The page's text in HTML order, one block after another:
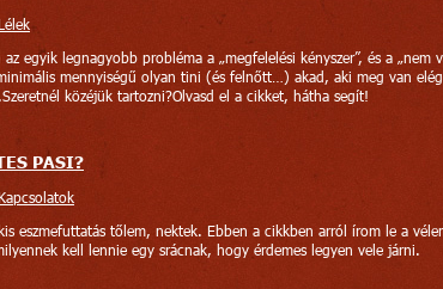
egyik legnagyobb probléma a „megfelelési kényszer”, és a „nem
mennyiségű olyan tini (és felnőtt…) akad, aki meg van
közéjük tartozni?Olvasd el a cikket, hátha segít!
PASI?
eszmefuttatás tőlem, nektek. Ebben a cikkben arról írom le a
kell lennie egy srácnak, hogy érdemes legyen vele járni.